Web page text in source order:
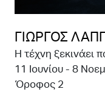
ΓΙΩΡΓΟΣ
Η τέχνη ξεκινάει
11 Ιουνίου - 8
Όροφος 2